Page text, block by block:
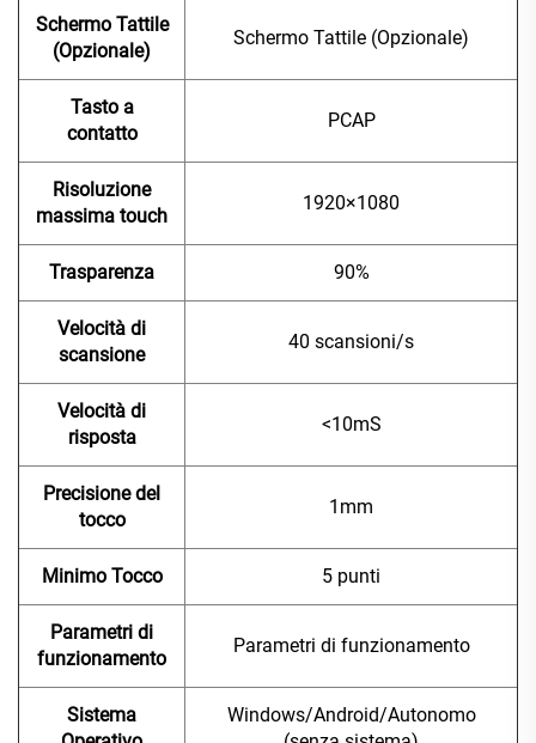
Schermo Tattile
(Opzionale)
Schermo Tattile (Opzionale)
Tasto a
contatto
PCAP
Risoluzione
massima touch
1920×1080
Trasparenza 90%
Velocità di
scansione
40 scansioni/s
Velocità di
risposta
<10mS
Precisione del
tocco
1mm
Minimo Tocco 5 punti
Parametri di
funzionamento
Parametri di funzionamento
Sistema
Windows/Android/Autonomo